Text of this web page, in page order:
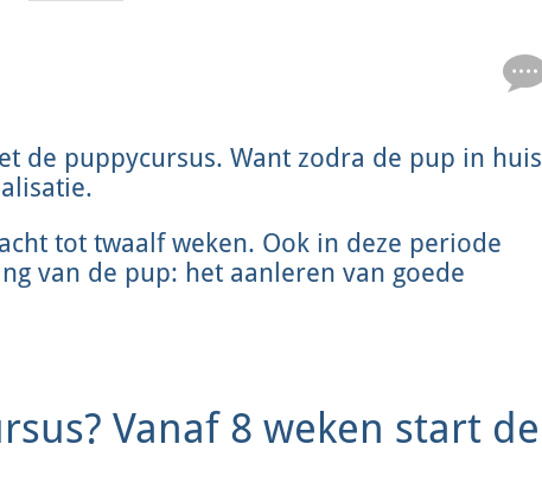
de puppycursus. Want zodra de pup in huis
tot twaalf weken. Ook in deze periode
van de pup: het aanleren van goede
Vanaf 8 weken start de